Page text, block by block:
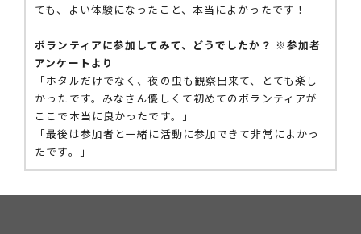
ても、よい体験になったこと、本当によかったです！
ボランティアに参加してみて、どうでしたか？ ※参加者
アンケートより
「ホタルだけでなく、夜の虫も観察出来て、とても楽し
かったです。みなさん優しくて初めてのボランティアが
ここで本当に良かったです。」
「最後は参加者と一緒に活動に参加できて非常によかっ
たです。」